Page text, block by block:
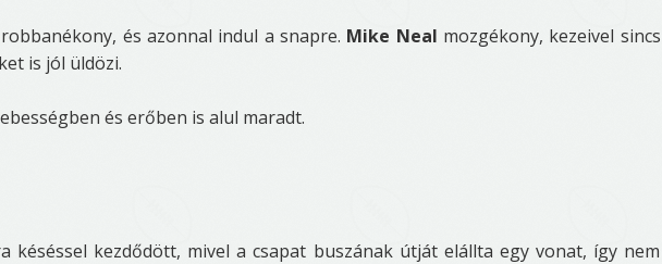
és azonnal indul a snapre. Mike Neal mozgékony, kezeivel sincs
is jól üldözi.
és erőben is alul maradt.
késéssel kezdődött, mivel a csapat buszának útját elállta egy vonat, így nem